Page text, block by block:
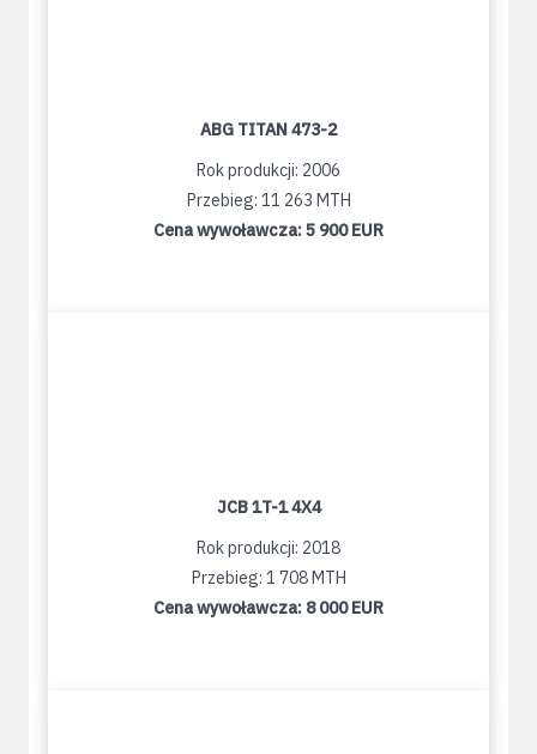
ABG TITAN 473-2
Rok produkcji: 2006
Przebieg: 11 263 MTH
Cena wywoławcza:5 900 EUR
JCB 1T-1 4X4
Rok produkcji: 2018
Przebieg: 1 708 MTH
Cena wywoławcza: 8 000 EUR